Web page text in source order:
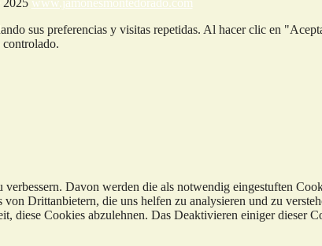
sus preferencias y visitas repetidas. Al hacer clic en
Davon werden die als notwendig eingestuften
Drittanbietern, die uns helfen zu analysieren und zu
Cookies abzulehnen. Das Deaktivieren einiger dieser